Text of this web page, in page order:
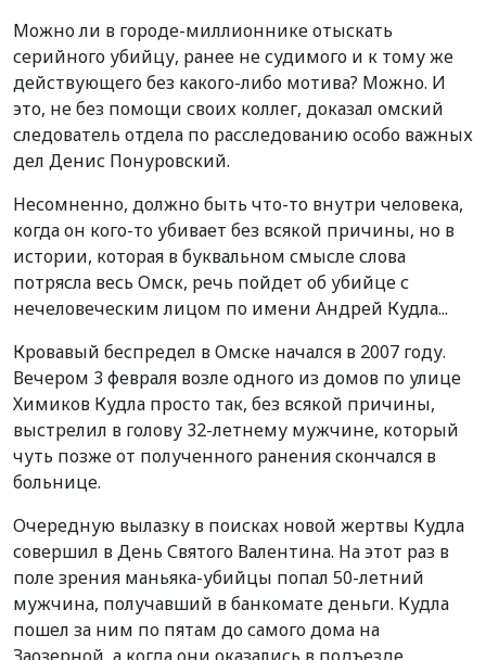
Можно ли в городе-миллионнике отыскать
серийного убийцу, ранее не судимого и к тому же
действующего без какого-либо мотива? Можно. И
это, не без помощи своих коллег, доказал омский
следователь отдела по расследованию особо важных
дел Денис Понуровский.
Несомненно, должно быть что-то внутри человека,
когда он кого-то убивает без всякой причины, но в
истории, которая в буквальном смысле слова
потрясла весь Омск, речь пойдет об убийце с
нечеловеческим лицом по имени Андрей Кудла...
Кровавый беспредел в Омске начался в 2007 году.
Вечером 3 февраля возле одного из домов по улице
Химиков Кудла просто так, без всякой причины,
выстрелил в голову 32-летнему мужчине, который
чуть позже от полученного ранения скончался в
больнице.
Очередную вылазку в поисках новой жертвы Кудла
совершил в День Святого Валентина. На этот раз в
поле зрения маньяка-убийцы попал 50-летний
мужчина, получавший в банкомате деньги. Кудла
пошел за ним по пятам до самого дома на